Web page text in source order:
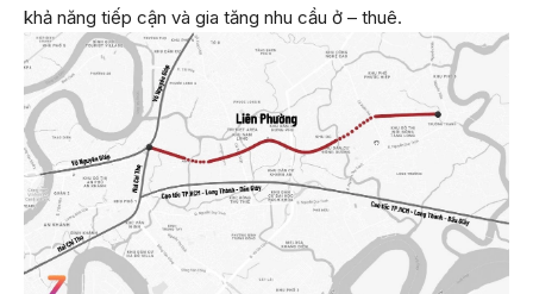
khả năng tiếp cận và gia tăng nhu cầu ở – thuê.